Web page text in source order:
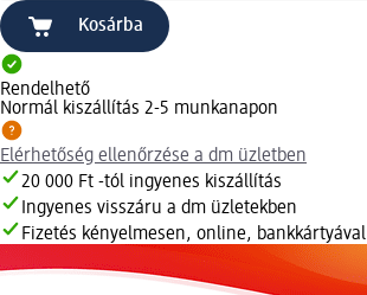
Kosárba
Rendelhető
Normál kiszállítás 2-5 munkanapon
Elérhetőség ellenőrzése a dm üzletben
20 000 Ft -tól ingyenes kiszállítás
Ingyenes visszáru a dm üzletekben
Fizetés kényelmesen, online, bankkártyával